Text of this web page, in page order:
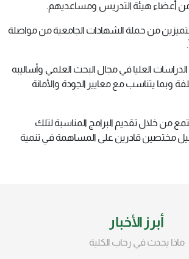
من حملة الشهادات الجامعية من مواصلة
العليا في مجال البحث العلمي وأساليبه
وبما يتناسب مع معايير الجودة والأمانة
من خلال تقديم البرامج المناسبة لتلك
مختصين قادرين على المساهمة في تنمية
أبرز الأخبار
ماذا يحدث في رحاب الكلية